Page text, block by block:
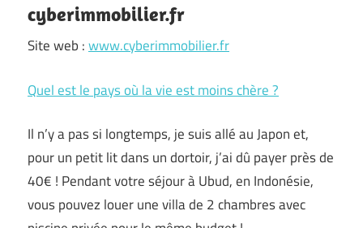
cyberimmobilier.fr
Site web :www.cyberimmobilier.fr
Quel est le pays où la vie est moins chère ?
Il n’y a pas si longtemps, je suis allé au Japon et,
pour un petit lit dans un dortoir, j’ai dû payer près de
40€ ! Pendant votre séjour à Ubud, en Indonésie,
vous pouvez louer une villa de 2 chambres avec